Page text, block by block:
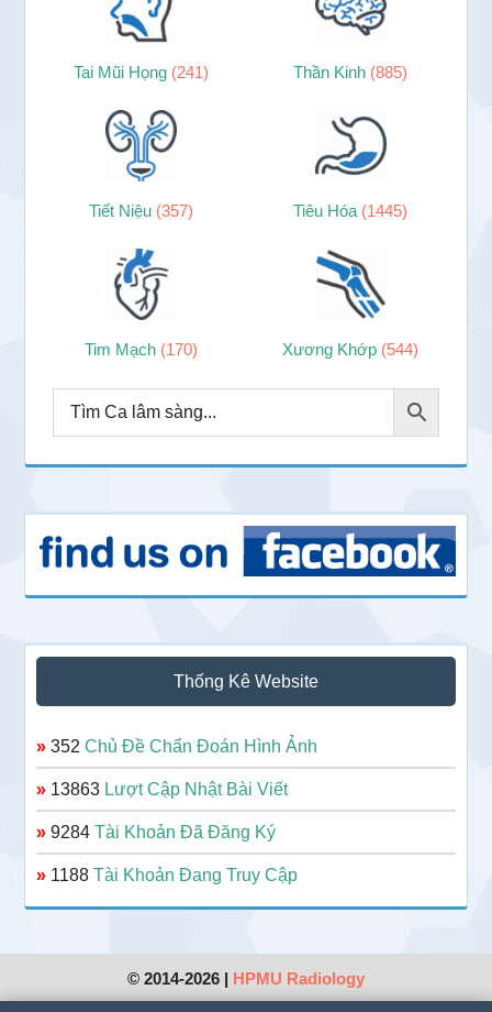
Tai Mũi Họng (241) Thần Kinh (885)
Tiết Niệu (357) Tiêu Hóa (1445)
Tim Mạch (170) Xương Khớp (544)
Thống Kê Website
» 352Chủ Đề Chẩn Đoán Hình Ảnh
» 13863 Lượt Cập Nhật Bài Viết
» 9284Tài Khoản Đã Đăng Ký
» 1188Tài Khoản Đang Truy Cập
© 2014-2026 | HPMU Radiology